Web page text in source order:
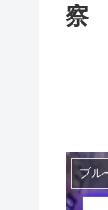
察
ブル